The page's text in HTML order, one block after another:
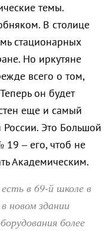
темы.
В столице
стационарных
Но иркутяне
всего о том,
он будет
еще и самый
Это Большой
– его, чтоб не
Академическим.
в 69-й школе в
новом здании
более